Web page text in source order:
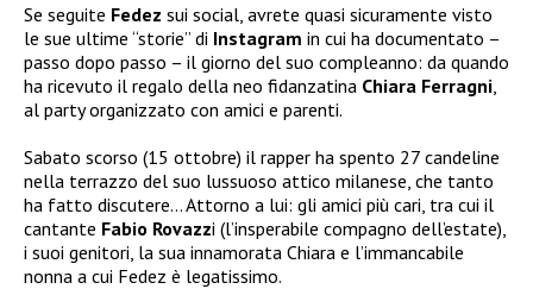
Se seguite Fedez sui social, avrete quasi sicuramente visto
le sue ultime “storie” di Instagram in cui ha documentato –
passo dopo passo – il giorno del suo compleanno: da quando
ha ricevuto il regalo della neo fidanzatina Chiara Ferragni
al party organizzato con amici e parenti.
Sabato scorso (15 ottobre) il rapper ha spento 27 candeline
nella terrazzo del suo lussuoso attico milanese, che tanto
ha fatto discutere… Attorno a lui: gli amici più cari, tra cui il
cantante Fabio Rovazzi (l’insperabile compagno dell’estate),
i suoi genitori, la sua innamorata Chiara e l’immancabile
nonna a cui Fedez è legatissimo.